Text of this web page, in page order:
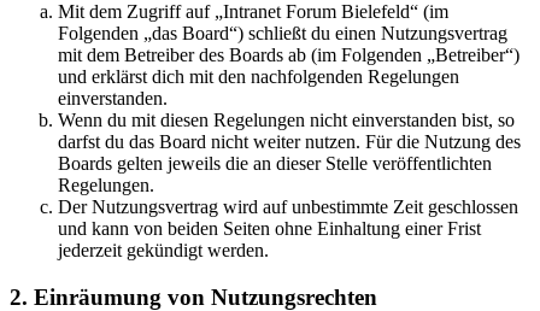
Mit dem Zugriff auf „Intranet Forum Bielefeld“ (im
Folgenden „das Board“) schließt du einen Nutzungsvertrag
mit dem Betreiber des Boards ab (im Folgenden „Betreiber“)
und erklärst dich mit den nachfolgenden Regelungen
einverstanden.
Wenn du mit diesen Regelungen nicht einverstanden bist, so
darfst du das Board nicht weiter nutzen. Für die Nutzung des
Boards gelten jeweils die an dieser Stelle veröffentlichten
Regelungen.
Der Nutzungsvertrag wird auf unbestimmte Zeit geschlossen
und kann von beiden Seiten ohne Einhaltung einer Frist
jederzeit gekündigt werden.
2. Einräumung von Nutzungsrechten